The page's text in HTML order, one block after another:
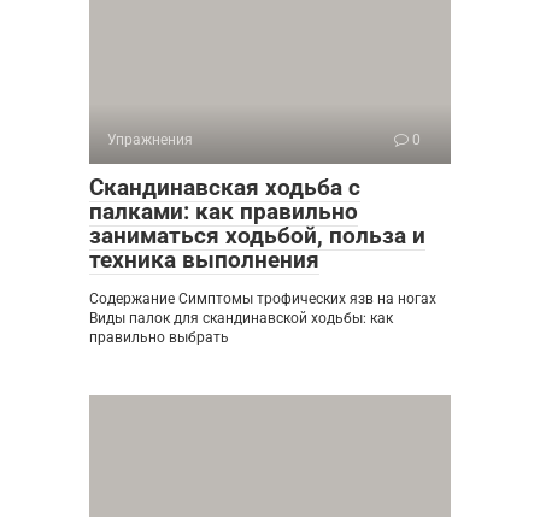
Упражнения 0
Скандинавская ходьба с
палками: как правильно
заниматься ходьбой, польза и
техника выполнения
Содержание Симптомы трофических язв на ногах
Виды палок для скандинавской ходьбы: как
правильно выбрать